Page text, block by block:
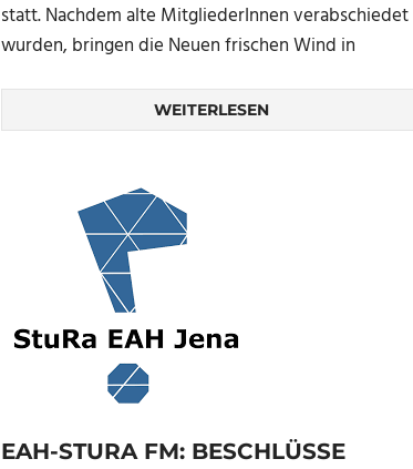
statt. Nachdem alte MitgliederInnen verabschiedet
wurden, bringen die Neuen frischen Wind in
WEITERLESEN
EAH-STURA FM: BESCHLÜSSE